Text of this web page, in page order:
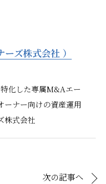
ズ株式会社 ）
化した専属M&Aエー
ーナー向けの資産運用
株式会社
次の記事へ